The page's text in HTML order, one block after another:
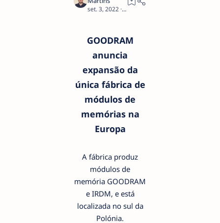
2
GOODRAM
anuncia
expansão da
única fábrica de
módulos de
memórias na
Europa
A fábrica produz
módulos de
memória GOODRAM
e IRDM, e está
localizada no sul da
Polónia.